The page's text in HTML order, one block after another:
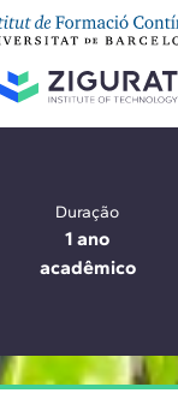
Duração
1 ano
acadêmico